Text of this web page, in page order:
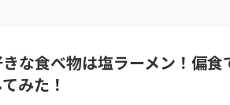
な食べ物は塩ラーメン！偏
みた！